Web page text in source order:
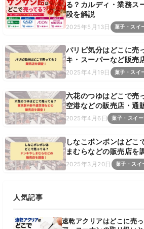
る？カルディ・業務ス
段を解説
2025年5月13日 菓子・スイ
パリピ気分はどこに売
キ・スーパーなど販売
2025年4月19日 菓子・スイ
六花のつゆはどこで売
空港などの販売店・通
2025年4月6日 菓子・スイー
しなこボンボンはどこ
まむらなどの販売店を
2025年3月20日 菓子・スイ
人気記事
速乾アクリアはどこに売